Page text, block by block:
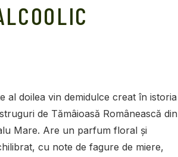
al doilea vin demidulce creat în istoria
de Tămâioasă Românească din
Mare. Are un parfum floral și
cu note de fagure de miere,